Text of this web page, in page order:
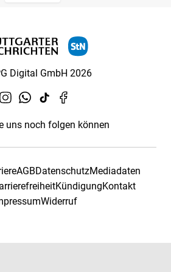
Digital GmbH 2026
uns noch folgen können
AGBDatenschutzMediadaten
KündigungKontakt
Widerruf